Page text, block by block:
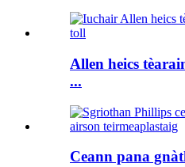
Allen heics
...
Ceann pana